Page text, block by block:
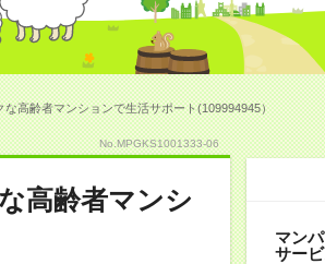
高齢者マンションで生活サポート(109994945）
No.MPGKS1001333-06
高齢者マンシ
マン
サー